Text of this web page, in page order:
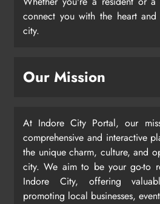
connect you with the heart
city.
Our Mission
At Indore City Portal, our
comprehensive and interactive
the unique charm, culture, and
city. We aim to be your go-to
Indore City, offering
promoting local businesses,